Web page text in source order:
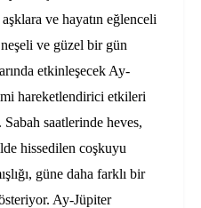
ve hayatın eğlenceli
ve güzel bir gün
etkinleşecek Ay-
hareketlendirici etkileri
Sabah saatlerinde heves,
hissedilen coşkuyu
güne daha farklı bir
Ay-Jüpiter